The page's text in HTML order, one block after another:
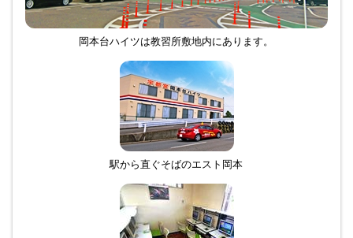
岡本台ハイツは教習所敷地内にあります。
駅から直ぐそばのエスト岡本